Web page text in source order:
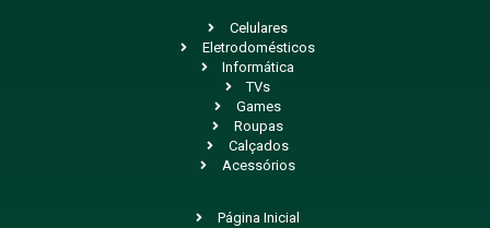
Celulares
Eletrodomésticos
Informática
TVs
Games
Roupas
Calçados
Acessórios
Página Inicial